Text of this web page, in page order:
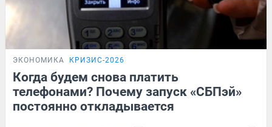
ЭКОНОМИКА КРИЗИС-2026
Когда будем снова платить
телефонами? Почему запуск «СБПэй»
постоянно откладывается